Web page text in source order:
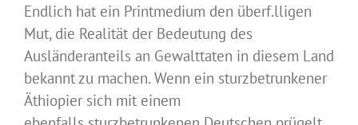
Endlich hat ein Printmedium den überf.lligen
Mut, die Realität der Bedeutung des
Ausländeranteils an Gewalttaten in diesem Land
bekannt zu machen. Wenn ein sturzbetrunkener
Äthiopier sich mit einem